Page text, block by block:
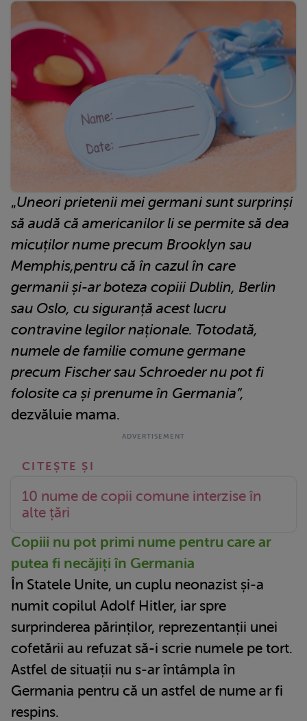
„Uneori prietenii mei germani sunt surprinși
să audă că americanilor li se permite să dea
micuților nume precum Brooklyn sau
Memphis,pentru că în cazul în care
germanii și-ar boteza copiii Dublin, Berlin
sau Oslo, cu siguranță acest lucru
contravine legilor naționale. Totodată,
numele de familie comune germane
precum Fischer sau Schroeder nu pot fi
folosite ca și prenume în Germania”,
dezvăluie mama.
10 nume de copii comune interzise în
alte țări
Copiii nu pot primi nume pentru care ar
putea fi necăjiți în Germania
În Statele Unite, un cuplu neonazist și-a
numit copilul Adolf Hitler, iar spre
surprinderea părinților, reprezentanții unei
cofetării au refuzat să-i scrie numele pe tort.
Astfel de situații nu s-ar întâmpla în
Germania pentru că un astfel de nume ar fi
respins.